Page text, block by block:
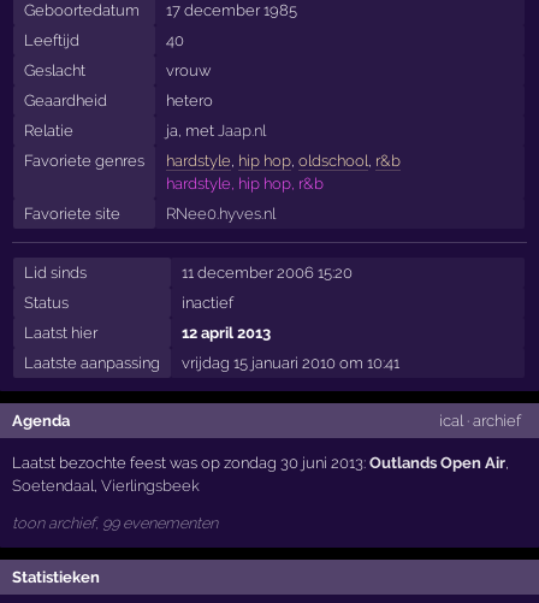
Geboortedatum
17 december 1985
Leeftijd
40
Geslacht
vrouw
Geaardheid
hetero
Relatie
ja, met Jaap.nl
Favoriete genres
hardstyle, hip hop, oldschool, r&b
hardstyle, hip hop, r&b
Favoriete site
RNee0.hyves.nl
Lid sinds
11 december 2006 15:20
Status
inactief
Laatst hier
12 april 2013
Laatste aanpassing
vrijdag 15 januari 2010 om 10:41
Agenda ical· archief
Laatst bezochte feest was op zondag 30 juni 2013:Outlands Open Air
Soetendaal ,Vierlingsbeek
toon archief, 99 evenementen
Statistieken